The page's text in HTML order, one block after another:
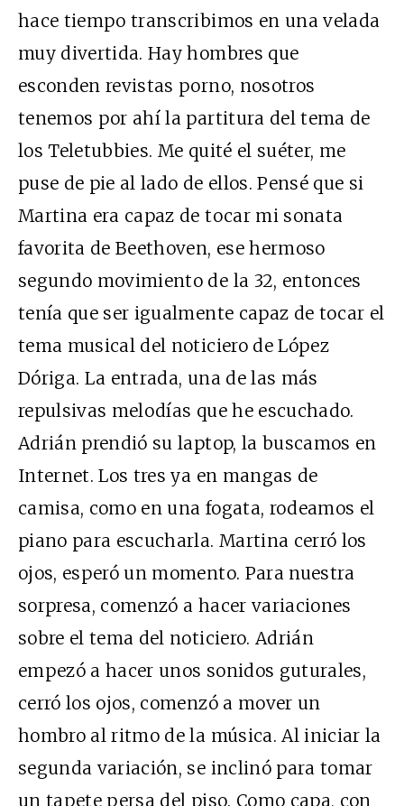
hace tiempo transcribimos en una velada
muy divertida. Hay hombres que
esconden revistas porno, nosotros
tenemos por ahí la partitura del tema de
los Teletubbies. Me quité el suéter, me
puse de pie al lado de ellos. Pensé que si
Martina era capaz de tocar mi sonata
favorita de Beethoven, ese hermoso
segundo movimiento de la 32, entonces
tenía que ser igualmente capaz de tocar el
tema musical del noticiero de López
Dóriga. La entrada, una de las más
repulsivas melodías que he escuchado.
Adrián prendió su laptop, la buscamos en
Internet. Los tres ya en mangas de
camisa, como en una fogata, rodeamos el
piano para escucharla. Martina cerró los
ojos, esperó un momento. Para nuestra
sorpresa, comenzó a hacer variaciones
sobre el tema del noticiero. Adrián
empezó a hacer unos sonidos guturales,
cerró los ojos, comenzó a mover un
hombro al ritmo de la música. Al iniciar la
segunda variación, se inclinó para tomar
un tapete persa del piso. Como capa, con